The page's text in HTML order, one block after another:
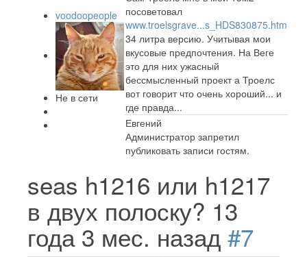
voodoopeople
Не в сети
посоветовал
www.troelsgrave...s_HDS830875.htm
34 литра версию. Учитывая мои
вкусовые предпочтения. На Веге
это для них ужасный
бессмысленный проект а Троелс
вот говорит что очень хороший... и
где правда...
Евгений
Администратор запретил
публиковать записи гостям.
seas h1216 или h1217
в двух полоску? 13
года 3 мес. назад #7